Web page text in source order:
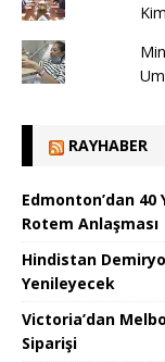
RAYHABER
Edmonton’dan
Rotem Anlaşması
Hindistan
Yenileyecek
Victoria’dan
Siparişi